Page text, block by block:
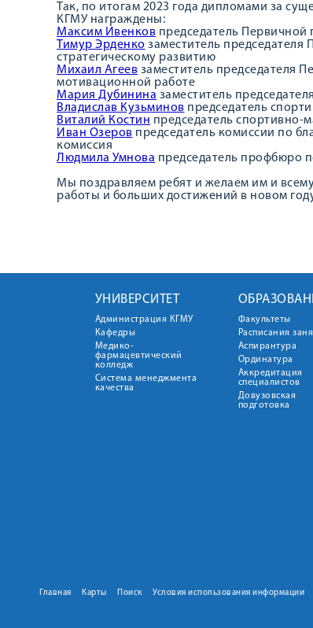
Так, по итогам 2023 года дипломами за
КГМУ награждены:
Максим Ивенков председатель
Тимур Эрденко заместитель
стратегическому развитию
Михаил Агеев заместитель председателя
мотивационной работе
Мария Дубинина заместитель
Владислав Кузьминов председатель
Виталий Костин председатель спортивно-
Иван Озеров председатель комиссии по
комиссия
Людмила Умнова председатель профбюро
Мы поздравляем ребят и желаем им и
работы и больших достижений в новом
УНИВЕРСИТЕТ
Администрация КГМУ
Кафедры
Медико-
фармацевтический
колледж
Система менеджмента
качества
Факультеты
Расписания
Аспирантура
Ординатура
Аккредитация
специалистов
Довузовская
подготовка
Главная Карты Поиск Условия использования информации